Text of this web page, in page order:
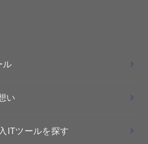
ル
い
ITツールを探す